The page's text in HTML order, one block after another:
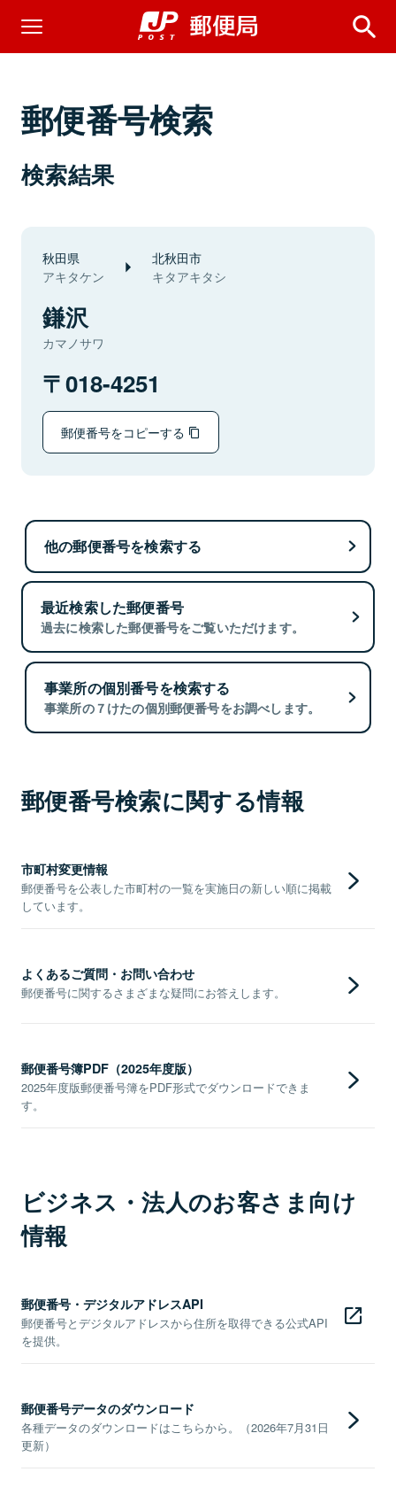
郵便番号検索
検索結果
秋田県
アキタケン
北秋田市
キタアキタシ
鎌沢
カマノサワ
018-4251
郵便番号をコピーする
他の郵便番号を検索する
最近検索した郵便番号
過去に検索した郵便番号をご覧いただけます。
事業所の個別番号を検索する
事業所の７けたの個別郵便番号をお調べします。
郵便番号検索に関する情報
市町村変更情報
郵便番号を公表した市町村の一覧を実施日の新しい順に掲載
しています。
よくあるご質問・お問い合わせ
郵便番号に関するさまざまな疑問にお答えします。
郵便番号簿PDF（2025年度版）
2025年度版郵便番号簿をPDF形式でダウンロードできま
す。
ビジネス・法人のお客さま向け
情報
郵便番号・デジタルアドレスAPI
郵便番号とデジタルアドレスから住所を取得できる公式API
を提供。
郵便番号データのダウンロード
各種データのダウンロードはこちらから。（2026年7月31日
更新）